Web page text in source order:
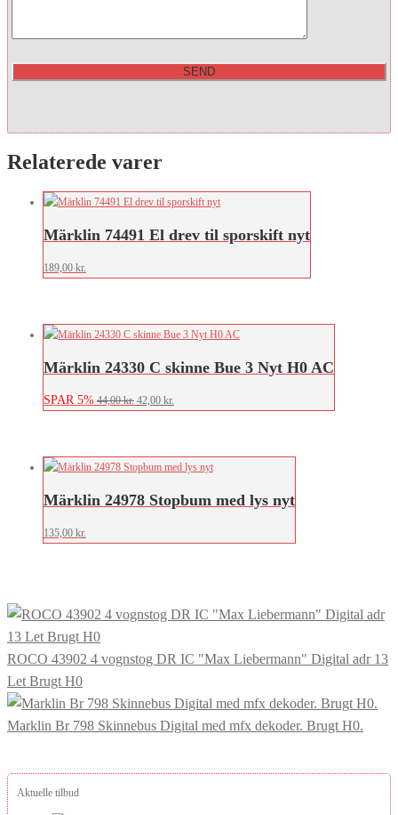
Relaterede varer
Märklin 74491 El drev til sporskift nyt
189,00 kr.
Märklin 24330 C skinne Bue 3 Nyt H0 AC
SPAR 5% 44,00kr. Den
var:
44,00 kr..
42,00 kr.
er:
42,00 kr..
Märklin 24978 Stopbum med lys nyt
135,00 kr.
ROCO 43902 4 vognstog DR IC "Max Liebermann" Digital adr 13
Let Brugt H0
Marklin Br 798 Skinnebus Digital med mfx dekoder. Brugt H0.
Aktuelle tilbud